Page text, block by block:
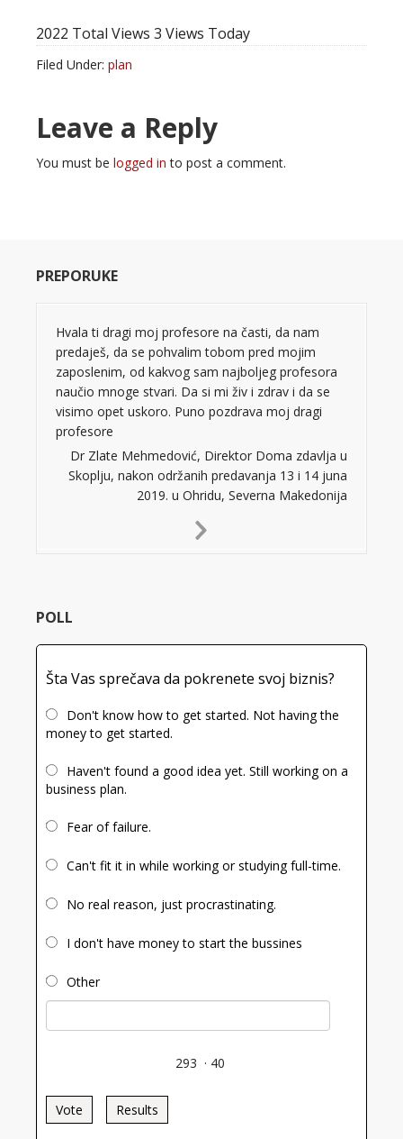
2022 Total Views 3 Views Today
Filed Under: plan
Leave a Reply
You must be logged in to post a comment.
PREPORUKE
Hvala ti dragi moj profesore na časti, da nam
predaješ, da se pohvalim tobom pred mojim
zaposlenim, od kakvog sam najboljeg profesora
naučio mnoge stvari. Da si mi živ i zdrav i da se
visimo opet uskoro. Puno pozdrava moj dragi
profesore
Dr Zlate Mehmedović, Direktor Doma zdavlja u
Skoplju, nakon održanih predavanja 13 i 14 juna
2019. u Ohridu, Severna Makedonija
Next
POLL
Šta Vas sprečava da pokrenete svoj biznis?
Don't know how to get started. Not having the
money to get started.
Haven't found a good idea yet. Still working on a
business plan.
Fear of failure.
Can't fit it in while working or studying full-time.
No real reason, just procrastinating.
I don't have money to start the bussines
Other
293 · 40
Vote Results